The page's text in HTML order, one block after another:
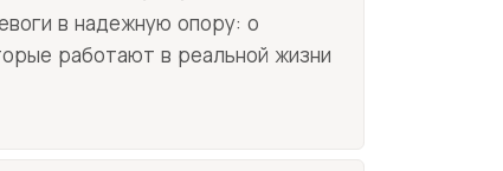
в надежную опору: о
работают в реальной жизни